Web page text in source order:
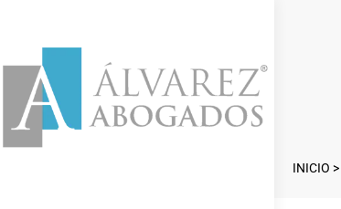
INICIO >